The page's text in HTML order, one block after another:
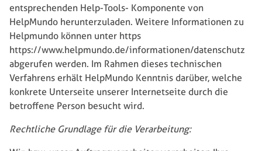
entsprechenden Help-Tools- Komponente von
HelpMundo herunterzuladen. Weitere Informationen zu
Helpmundo können unter https
https://www.helpmundo.de/informationen/datenschutz
abgerufen werden. Im Rahmen dieses technischen
Verfahrens erhält HelpMundo Kenntnis darüber, welche
konkrete Unterseite unserer Internetseite durch die
betroffene Person besucht wird.
Rechtliche Grundlage für die Verarbeitung: